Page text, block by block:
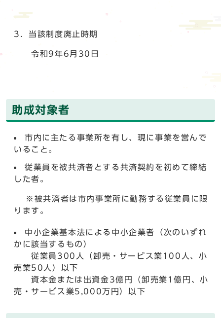
3．当該制度廃止時期
令和9年6月30日
助成対象者
市内に主たる事業所を有し、現に事業を営んで
いること。
従業員を被共済者とする共済契約を初めて締結
した者。
※被共済者は市内事業所に勤務する従業員に限
ります。
中小企業基本法による中小企業者（次のいずれ
かに該当するもの）
従業員300人（卸売・サービス業100人、小
売業50人）以下
資本金または出資金3億円（卸売業1億円、小
売・サービス業5,000万円）以下